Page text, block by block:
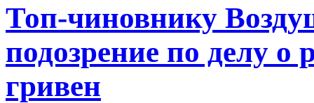
Топ-чиновнику
подозрение по делу о
гривен